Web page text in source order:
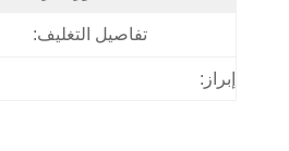
تفاصيل التغليف:
إبراز: